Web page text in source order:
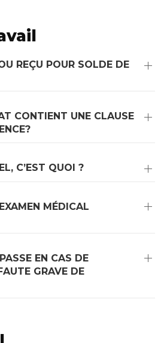
REÇU POUR SOLDE DE
CONTIENT UNE CLAUSE
C’EST QUOI ?
MÉDICAL
EN CAS DE
GRAVE DE